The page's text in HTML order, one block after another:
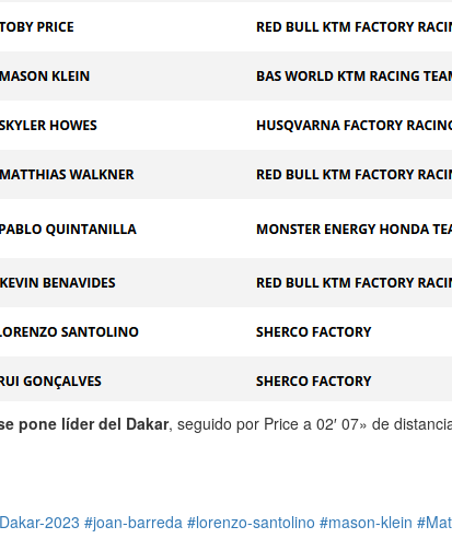
pone líder del Dakar, seguido por Price a 02′ 07» de
2023 #joan-barreda #lorenzo-santolino #mason-klein